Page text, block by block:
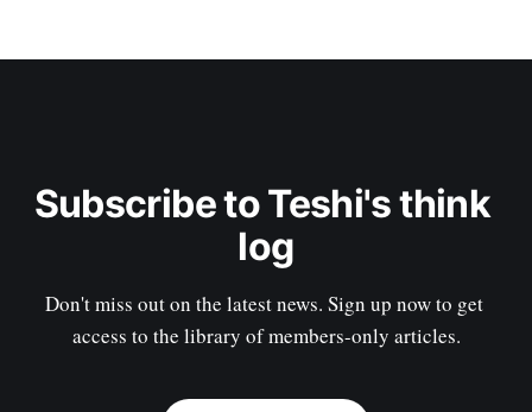
Subscribe to Teshi's think
log
Don't miss out on the latest news. Sign up now to get
access to the library of members-only articles.